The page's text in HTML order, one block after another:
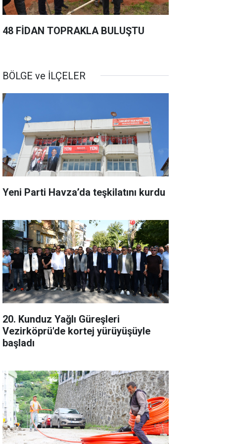
48 FİDAN TOPRAKLA BULUŞTU
BÖLGE ve İLÇELER
Yeni Parti Havza’da teşkilatını kurdu
20. Kunduz Yağlı Güreşleri
Vezirköprü'de kortej yürüyüşüyle
başladı